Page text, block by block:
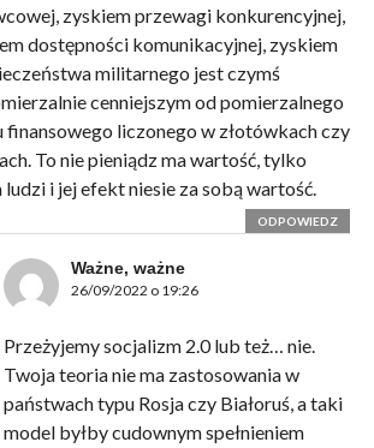
zyskiem przewagi konkurencyjnej,
dostępności komunikacyjnej, zyskiem
militarnego jest czymś
cenniejszym od pomierzalnego
finansowego liczonego w złotówkach czy
To nie pieniądz ma wartość, tylko
ludzi i jej efekt niesie za sobą wartość.
ODPOWIEDZ
Ważne, ważne
26/09/2022 o 19:26
Przeżyjemy socjalizm 2.0 lub też… nie.
Twoja teoria nie ma zastosowania w
państwach typu Rosja czy Białoruś, a taki
model byłby cudownym spełnieniem